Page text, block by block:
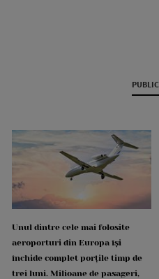
Unul dintre cele mai folosite
aeroporturi din Europa își
închide complet porțile timp de
trei luni. Milioane de pasageri,